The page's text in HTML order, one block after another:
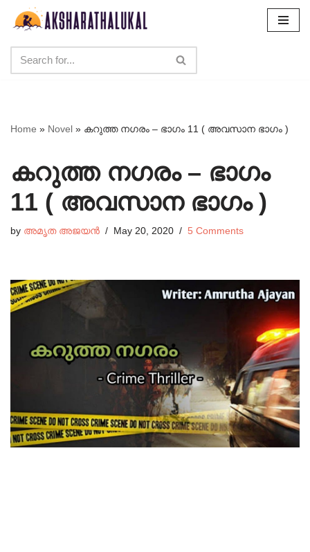
content
Home » Novel » കറുത്ത നഗരം – ഭാഗം 11 ( അവസാന ഭാഗം )
കറുത്ത നഗരം – ഭാഗം
11 ( അവസാന ഭാഗം )
by അമൃത അജയൻ May 20, 2020 5 Comments